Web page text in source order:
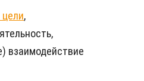
,
взаимодействие